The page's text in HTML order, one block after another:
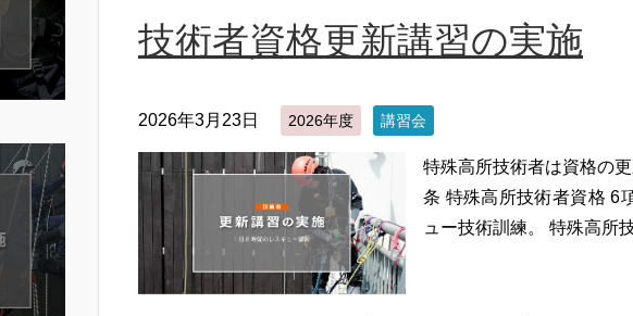
技術者資格更新講習の実施
2026年3月23日 2026年度 講習会
特殊高所技術者は資格の
条 特殊高所技術者資格 6
ュー技術訓練。 特殊高所